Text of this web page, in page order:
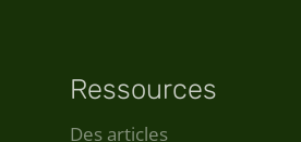
Ressources
Des articles